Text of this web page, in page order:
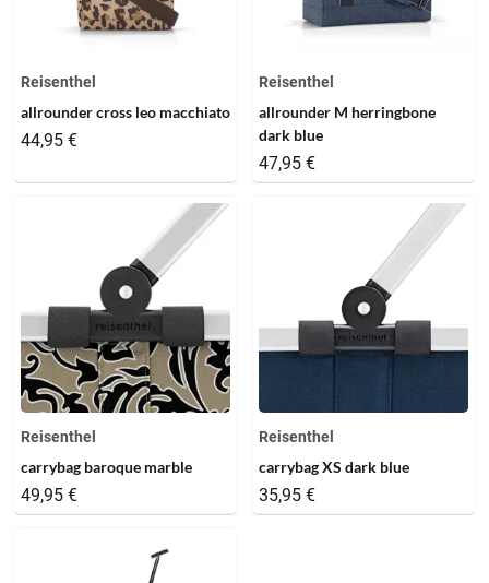
Reisenthel
allrounder cross leo macchiato
44,95 €
Reisenthel
allrounder M herringbone
dark blue
47,95 €
Reisenthel
carrybag baroque marble
49,95 €
Reisenthel
carrybag XS dark blue
35,95 €